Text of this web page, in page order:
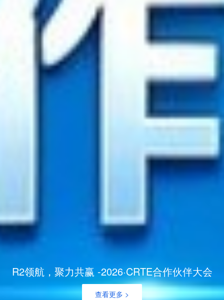
R2领航，聚力共赢 -2026·CRTE合作伙伴大会
查看更多 >